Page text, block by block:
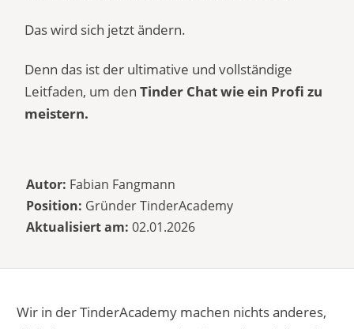
Das wird sich jetzt ändern.
Denn das ist der ultimative und vollständige
Leitfaden, um den Tinder Chat wie ein Profi zu
meistern.
Autor: Fabian Fangmann
Position: Gründer TinderAcademy
Aktualisiert am: 02.01.2026
Wir in der TinderAcademy machen nichts anderes,